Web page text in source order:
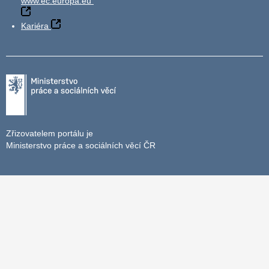
Kariéra
Zřizovatelem portálu je
Ministerstvo práce a sociálních věcí ČR